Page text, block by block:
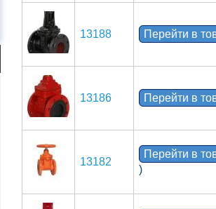
13188 Перейти в
13186 Перейти в
13182
Перейти в
)